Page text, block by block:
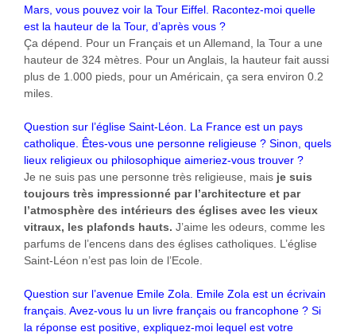
Mars, vous pouvez voir la Tour Eiffel. Racontez-moi quelle
est la hauteur de la Tour, d’après vous ?
Ça dépend. Pour un Français et un Allemand, la Tour a une
hauteur de 324 mètres. Pour un Anglais, la hauteur fait aussi
plus de 1.000 pieds, pour un Américain, ça sera environ 0.2
miles.
Question sur l’église Saint-Léon. La France est un pays
catholique. Êtes-vous une personne religieuse ? Sinon, quels
lieux religieux ou philosophique aimeriez-vous trouver ?
Je ne suis pas une personne très religieuse, mais je suis
toujours très impressionné par l’architecture et par
l’atmosphère des intérieurs des églises avec les vieux
vitraux, les plafonds hauts. J’aime les odeurs, comme les
parfums de l’encens dans des églises catholiques. L’église
Saint-Léon n’est pas loin de l’Ecole.
Question sur l’avenue Emile Zola. Emile Zola est un écrivain
français. Avez-vous lu un livre français ou francophone ? Si
la réponse est positive, expliquez-moi lequel est votre